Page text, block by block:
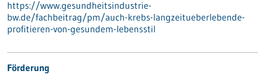
https://www.gesundheitsindustrie-
bw.de/fachbeitrag/pm/auch-krebs-langzeitueberlebende-
profitieren-von-gesundem-lebensstil
Förderung